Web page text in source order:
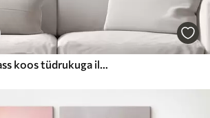
Üllatunud kohev kass koos tüdrukuga illustratsiooni stiilis